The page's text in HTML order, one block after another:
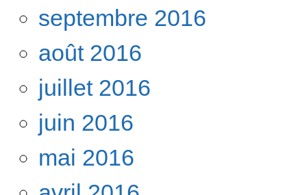
septembre 2016
août 2016
juillet 2016
juin 2016
mai 2016